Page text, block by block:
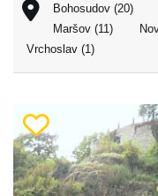
Bohosudov (20)
Maršov (11)
Vrchoslav (1)